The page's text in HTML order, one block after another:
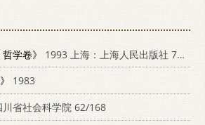
学卷》
1993 上海：上海人民出版社 7208016488
1983
川省社会科学院 62/168